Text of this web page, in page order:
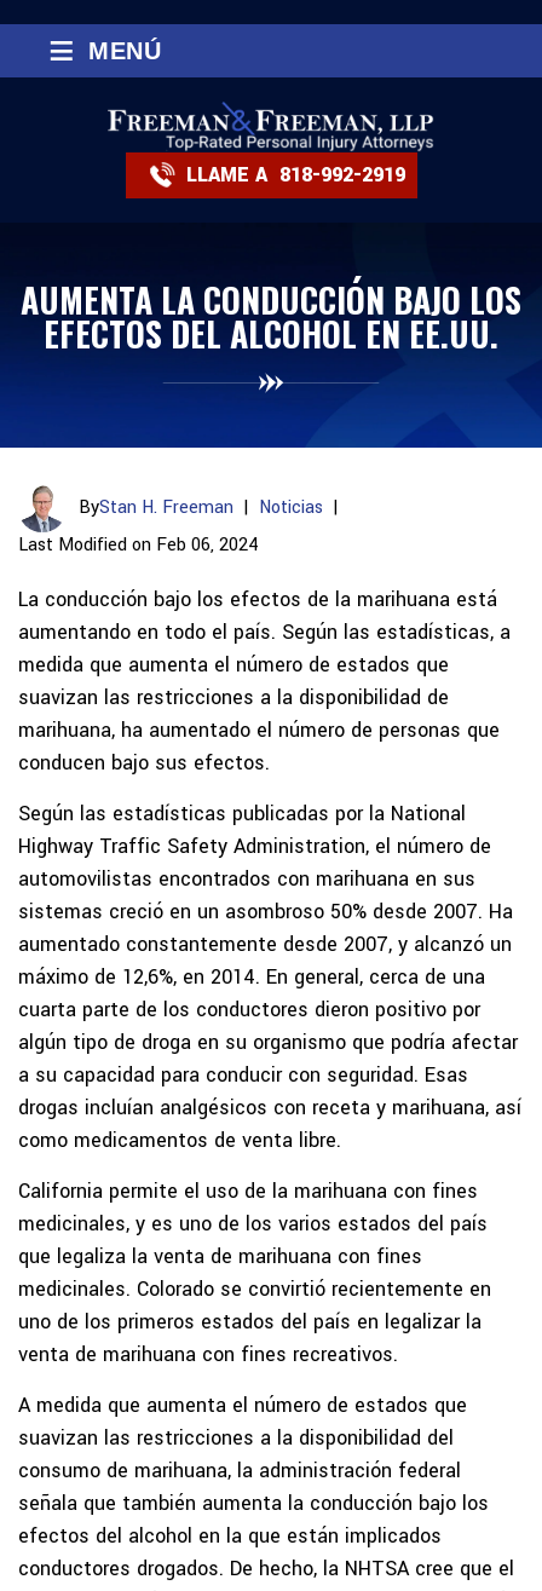
LLAME A 818-992-2919
≡ MENÚ
AUMENTA LA CONDUCCIÓN BAJO LOS
EFECTOS DEL ALCOHOL EN EE.UU.
ByStan H. Freeman | Noticias |
Last Modified on Feb 06, 2024
La conducción bajo los efectos de la marihuana está
aumentando en todo el país. Según las estadísticas, a
medida que aumenta el número de estados que
suavizan las restricciones a la disponibilidad de
marihuana, ha aumentado el número de personas que
conducen bajo sus efectos.
Según las estadísticas publicadas por la National
Highway Traffic Safety Administration, el número de
automovilistas encontrados con marihuana en sus
sistemas creció en un asombroso 50% desde 2007. Ha
aumentado constantemente desde 2007, y alcanzó un
máximo de 12,6%, en 2014. En general, cerca de una
cuarta parte de los conductores dieron positivo por
algún tipo de droga en su organismo que podría afectar
a su capacidad para conducir con seguridad. Esas
drogas incluían analgésicos con receta y marihuana, así
como medicamentos de venta libre.
California permite el uso de la marihuana con fines
medicinales, y es uno de los varios estados del país
que legaliza la venta de marihuana con fines
medicinales. Colorado se convirtió recientemente en
uno de los primeros estados del país en legalizar la
venta de marihuana con fines recreativos.
A medida que aumenta el número de estados que
suavizan las restricciones a la disponibilidad del
consumo de marihuana, la administración federal
señala que también aumenta la conducción bajo los
efectos del alcohol en la que están implicados
conductores drogados. De hecho, la NHTSA cree que el